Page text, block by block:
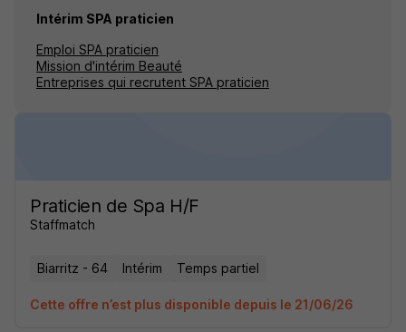
Intérim SPA praticien
Emploi SPA praticien
Mission d'intérim Beauté
Entreprises qui recrutent SPA praticien
Praticien de Spa H/F
Staffmatch
Biarritz - 64 Intérim Temps partiel
Cette offre n’est plus disponible depuis le 21/06/26